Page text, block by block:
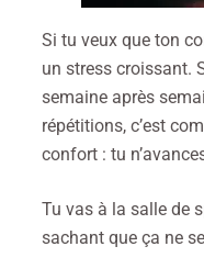
Si tu veux que ton
un stress croissant.
semaine après
répétitions, c’est
confort : tu
Tu vas à la salle de
sachant que ça ne